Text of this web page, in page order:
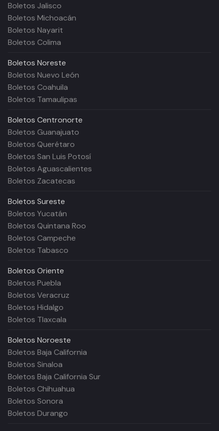
Boletos Jalisco
Boletos Michoacán
Boletos Nayarit
Boletos Colima
Boletos Noreste
Boletos Nuevo León
Boletos Coahuila
Boletos Tamaulipas
Boletos Centronorte
Boletos Guanajuato
Boletos Querétaro
Boletos San Luis Potosí
Boletos Aguascalientes
Boletos Zacatecas
Boletos Sureste
Boletos Yucatán
Boletos Quintana Roo
Boletos Campeche
Boletos Tabasco
Boletos Oriente
Boletos Puebla
Boletos Veracruz
Boletos Hidalgo
Boletos Tlaxcala
Boletos Noroeste
Boletos Baja California
Boletos Sinaloa
Boletos Baja California Sur
Boletos Chihuahua
Boletos Sonora
Boletos Durango